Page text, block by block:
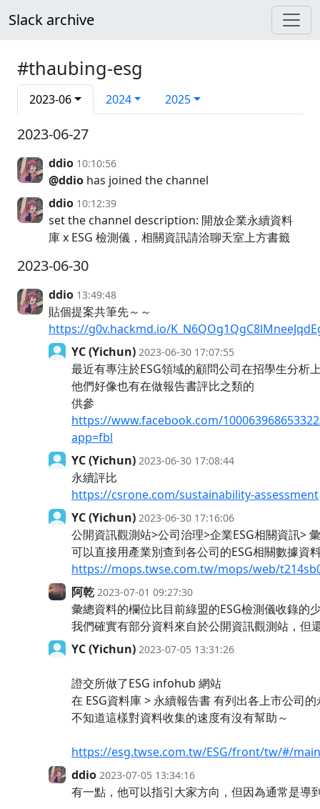
Slack archive
#thaubing-esg
2023-06 2024 2025
2023-06-27
ddio 10:10:56
@ddio has joined the channel
ddio 10:12:39
set the channel description: 開放企業永續資料
庫 x ESG 檢測儀，相關資訊請洽聊天室上方書籤
2023-06-30
ddio 13:49:48
貼個提案共筆先～～
https://g0v.hackmd.io/
YC (Yichun) 2023-06-30 17:07:55
最近有專注於ESG領域的顧問公司在招學生分析
他們好像也有在做報告書評比之類的
供參
https://www.facebook.com/
app=fbl
YC (Yichun) 2023-06-30 17:08:44
永續評比
https://csrone.com/sustainability-assessment
YC (Yichun) 2023-06-30 17:16:06
公開資訊觀測站>公司治理>企業ESG相關資訊>
可以直接用產業別查到各公司的ESG相關數據資
https://mops.twse.com.tw/mops/web/
阿乾 2023-07-01 09:27:30
彙總資料的欄位比目前綠盟的ESG檢測儀收錄的
我們確實有部分資料來自於公開資訊觀測站，但
YC (Yichun) 2023-07-05 13:31:26
證交所做了ESG infohub 網站
在 ESG資料庫 > 永續報告書 有列出各上市公司
不知道這樣對資料收集的速度有沒有幫助～
https://esg.twse.com.tw/ESG/front/tw/#/
ddio 2023-07-05 13:34:16
有一點，他可以指引大家方向，但因為通常是導